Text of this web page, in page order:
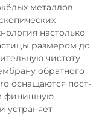
металлов,
настолько
размером до
чистоту
обратного
оснащаются пост-
финишную
устраняет